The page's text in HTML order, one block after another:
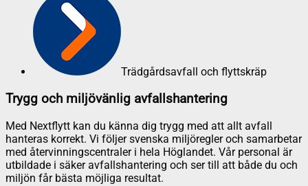
Trädgårdsavfall och flyttskräp
Trygg och miljövänlig avfallshantering
Med Nextflytt kan du känna dig trygg med att allt avfall
hanteras korrekt. Vi följer svenska miljöregler och samarbetar
med återvinningscentraler i hela Höglandet. Vår personal är
utbildade i säker avfallshantering och ser till att både du och
miljön får bästa möjliga resultat.